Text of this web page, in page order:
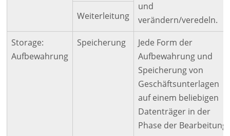
und
verändern/veredeln.
Weiterleitung
Storage:
Aufbewahrung
Speicherung
Jede Form der
Aufbewahrung und
Speicherung von
Geschäftsunterlagen
auf einem beliebigen
Datenträger in der
Phase der Bearbeitung